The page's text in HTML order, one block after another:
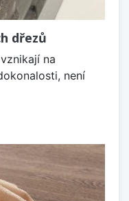
dřezů
na
není